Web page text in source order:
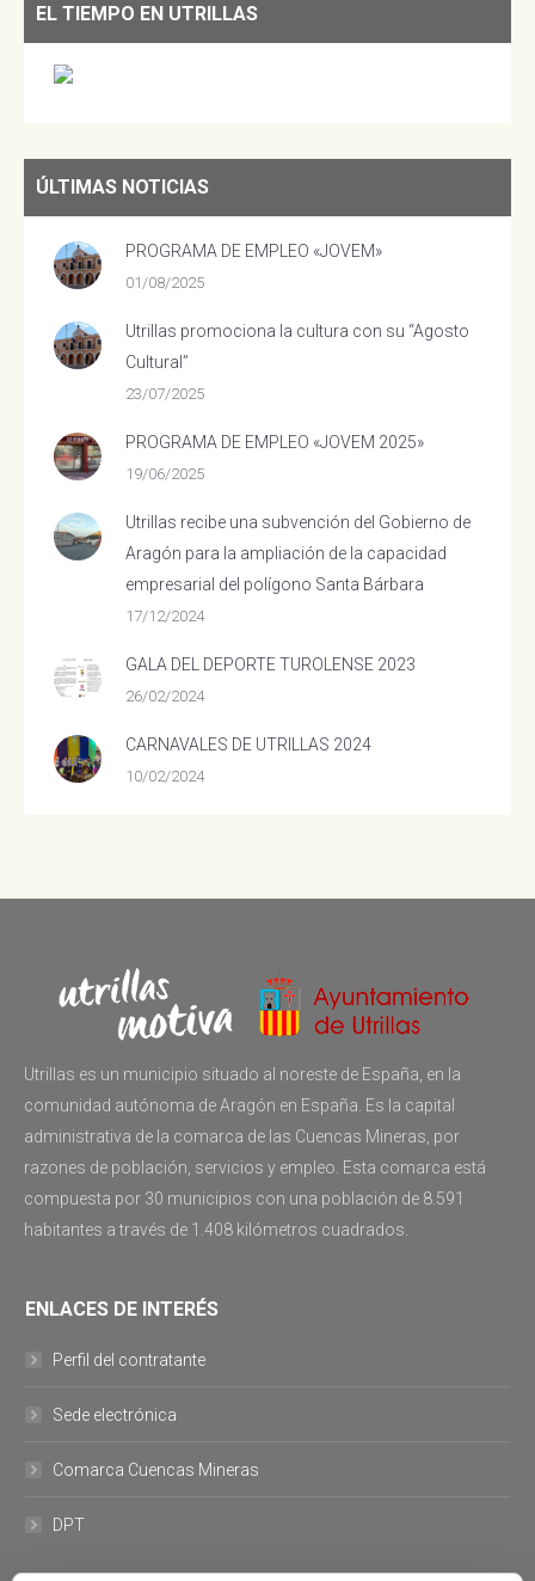
EL TIEMPO EN UTRILLAS
ÚLTIMAS NOTICIAS
PROGRAMA DE EMPLEO «JOVEM»
01/08/2025
Utrillas promociona la cultura con su “Agosto
Cultural”
23/07/2025
PROGRAMA DE EMPLEO «JOVEM 2025»
19/06/2025
Utrillas recibe una subvención del Gobierno de
Aragón para la ampliación de la capacidad
empresarial del polígono Santa Bárbara
17/12/2024
GALA DEL DEPORTE TUROLENSE 2023
26/02/2024
CARNAVALES DE UTRILLAS 2024
10/02/2024
Utrillas es un municipio situado al noreste de España, en la
comunidad autónoma de Aragón en España. Es la capital
administrativa de la comarca de las Cuencas Mineras, por
razones de población, servicios y empleo. Esta comarca está
compuesta por 30 municipios con una población de 8.591
habitantes a través de 1.408 kilómetros cuadrados.
ENLACES DE INTERÉS
Perfil del contratante
Sede electrónica
Comarca Cuencas Mineras
DPT